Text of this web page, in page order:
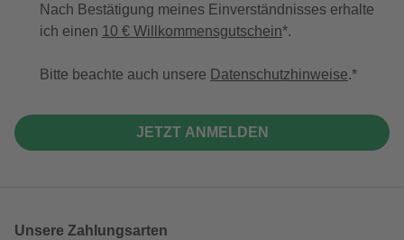
Nach Bestätigung meines Einverständnisses erhalte
ich einen 10 € Willkommensgutschein*.
Bitte beachte auch unsere Datenschutzhinweise.
JETZT ANMELDEN
Unsere Zahlungsarten